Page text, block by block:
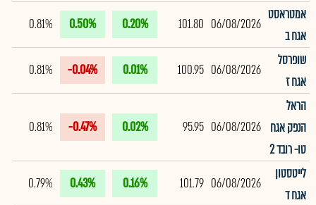
אמטראסט
אגח ב
06/08/2026
101.80
0.20%
0.50%
0.81%
שופרסל
אגח ז
06/08/2026
100.95
0.01%
-0.04%
0.81%
הראל
הנפק אגח
טו- רובד 2
06/08/2026
95.95
0.02%
-0.47%
0.81%
לייטסטון
אגח ד
06/08/2026
101.79
0.16%
0.43%
0.79%